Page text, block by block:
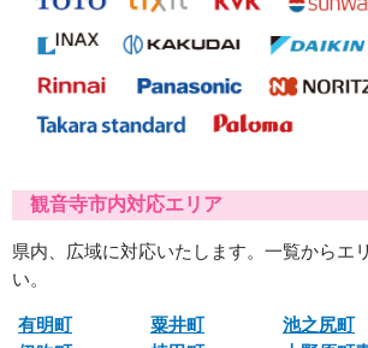
観音寺市内対応エリア
県内、広域に対応いたします。一覧からエ
い。
有明町 粟井町
池之尻町